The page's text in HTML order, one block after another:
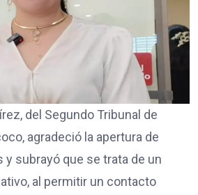
del Segundo Tribunal de
agradeció la apertura de
subrayó que se trata de un
al permitir un contacto